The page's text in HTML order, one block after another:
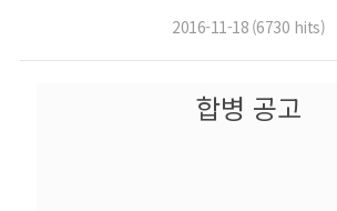
2016-11-18 (6730 hits)
합병 공고